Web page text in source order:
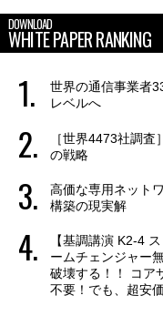
DOWNLOAD
WHITE PAPER RANKING
世界の通信事業者
レベルへ
［世界4473社調
の戦略
高価な専用ネット
構築の現実解
【基調講演 K2-4
ームチェンジャー
破壊する！！ コア
不要！でも、超安